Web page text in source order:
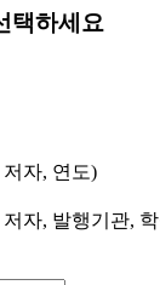
택하세요
자, 연도)
자, 발행기관,